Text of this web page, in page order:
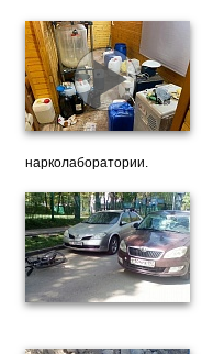
нарколаборатории.